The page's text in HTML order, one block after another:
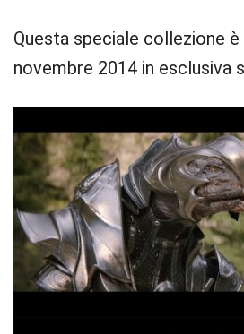
Questa speciale collezione è
novembre 2014 in esclusiva